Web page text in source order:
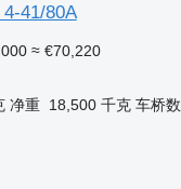
41/80A
≈ €70,220
净重 18,500 千克 车桥数